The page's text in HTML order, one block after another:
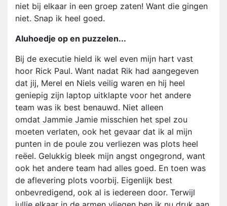
niet bij elkaar in een groep zaten! Want die gingen
niet. Snap ik heel goed.
Aluhoedje op en puzzelen...
Bij de executie hield ik wel even mijn hart vast
hoor Rick Paul. Want nadat Rik had aangegeven
dat jij, Merel en Niels veilig waren en hij heel
geniepig zijn laptop uitklapte voor het andere
team was ik best benauwd. Niet alleen
omdat Jammie Jamie misschien het spel zou
moeten verlaten, ook het gevaar dat ik al mijn
punten in de poule zou verliezen was plots heel
reëel. Gelukkig bleek mijn angst ongegrond, want
ook het andere team had alles goed. En toen was
de aflevering plots voorbij. Eigenlijk best
onbevredigend, ook al is iedereen door. Terwijl